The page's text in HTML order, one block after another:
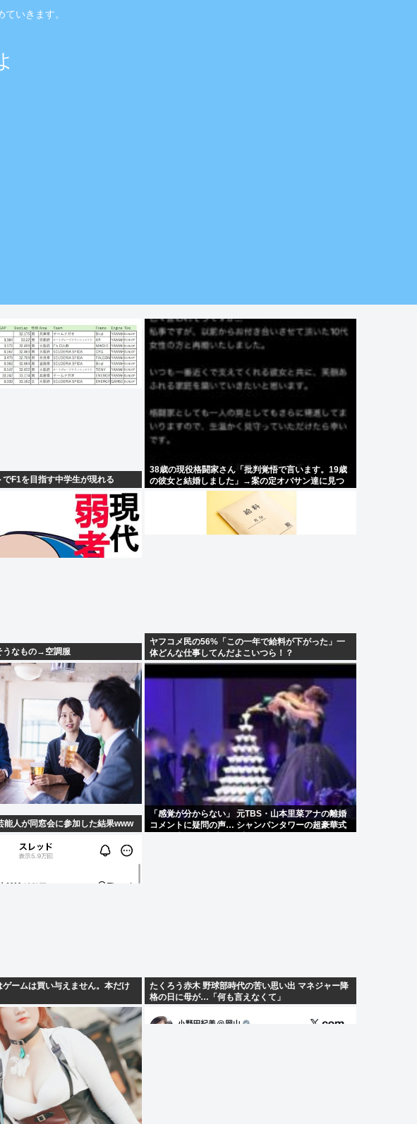
いきます。
F1を目指す中学生が現れる
38歳の現役格闘家さん「批判覚悟で言います。19歳
の彼女と結婚しました」→案の定オバサン達に見つ
うなもの→空調服
ヤフコメ民の56%「この一年で給料が下がった」一
体どんな仕事してんだよこいつら！？
能人が同窓会に参加した結果www
「感覚が分からない」 元TBS・山本里菜アナの離婚
コメントに疑問の声… シャンパンタワーの超豪華式
ームは買い与えません。本だけ
たくろう赤木 野球部時代の苦い思い出 マネジャー降
格の日に母が…「何も言えなくて」